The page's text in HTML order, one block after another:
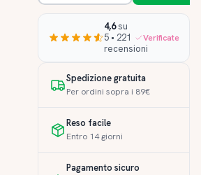
4,6su
5 • 221
recensioni
Verificate
Spedizione gratuita
Per ordini sopra i 89€
Reso facile
Entro 14 giorni
Pagamento sicuro